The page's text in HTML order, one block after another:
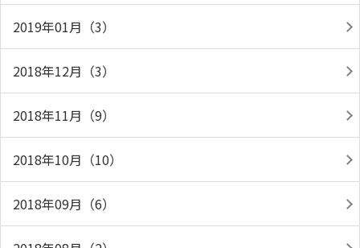
2019年01月（3）
2018年12月（3）
2018年11月（9）
2018年10月（10）
2018年09月（6）